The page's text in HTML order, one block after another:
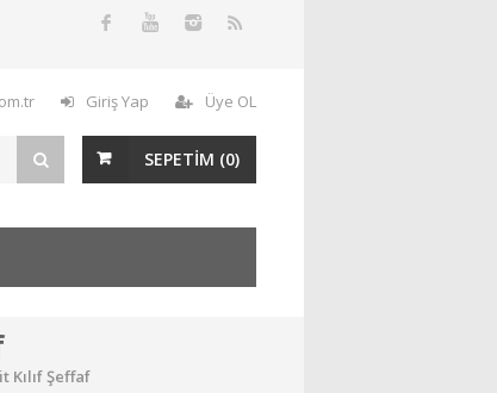
Giriş Yap Üye OL
SEPETİM (0)
Kılıf Şeffaf